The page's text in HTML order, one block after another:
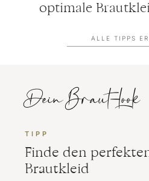
optimale
ALLE TIPPS
Dein Braut-Look
TIPP
Finde den
Brautkleid